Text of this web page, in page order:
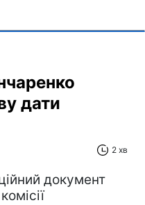
дати
2 хв
документ